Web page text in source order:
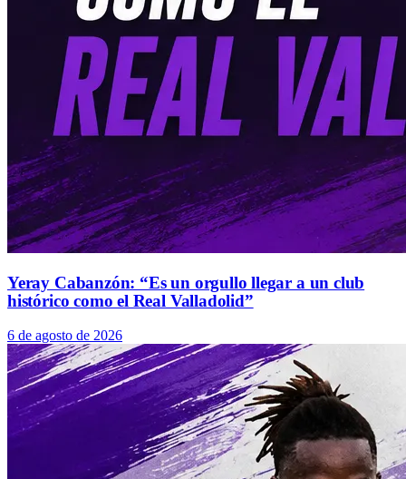
Yeray Cabanzón: “Es un orgullo llegar a un club
histórico como el Real Valladolid”
6 de agosto de 2026